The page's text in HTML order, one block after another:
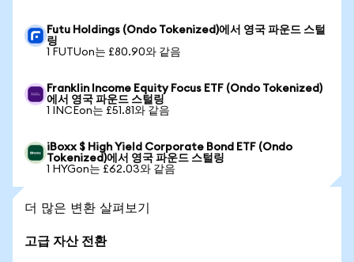
Futu Holdings (Ondo Tokenized)에서 영국 파운드 스털
링
1 FUTUon는 £80.90와 같음
Franklin Income Equity Focus ETF (Ondo Tokenized)
에서 영국 파운드 스털링
1 INCEon는 £51.81와 같음
iBoxx $ High Yield Corporate Bond ETF (Ondo
Tokenized)에서 영국 파운드 스털링
1 HYGon는 £62.03와 같음
더 많은 변환 살펴보기
고급 자산 전환